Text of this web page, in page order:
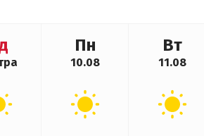
Пн
10.08
Вт
11.08